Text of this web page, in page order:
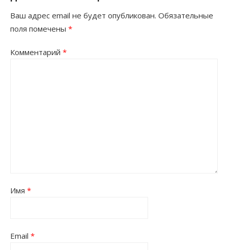
Ваш адрес email не будет опубликован. Обязательные
поля помечены *
Комментарий *
Имя *
Email *